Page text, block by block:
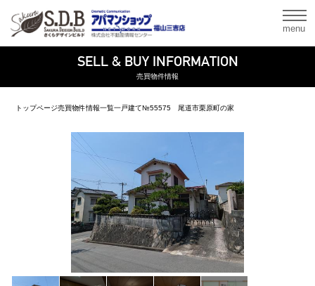
menu
SELL & BUY INFORMATION
売買物件情報
トップページ売買物件情報一覧一戸建て№55575 尾道市栗原町の家